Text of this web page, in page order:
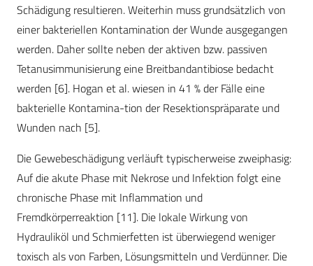
Schädigung resultieren. Weiterhin muss grundsätzlich von
einer bakteriellen Kontamination der Wunde ausgegangen
werden. Daher sollte neben der aktiven bzw. passiven
Tetanusimmunisierung eine Breitbandantibiose bedacht
werden [6]. Hogan et al. wiesen in 41 % der Fälle eine
bakterielle Kontamina-tion der Resektionspräparate und
Wunden nach [5].
Die Gewebeschädigung verläuft typischerweise zweiphasig:
Auf die akute Phase mit Nekrose und Infektion folgt eine
chronische Phase mit Inflammation und
Fremdkörperreaktion [11]. Die lokale Wirkung von
Hydrauliköl und Schmierfetten ist überwiegend weniger
toxisch als von Farben, Lösungsmitteln und Verdünner. Die